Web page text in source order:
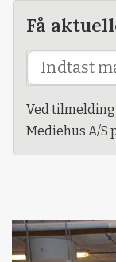
Få
Ved
Mediehus A/S